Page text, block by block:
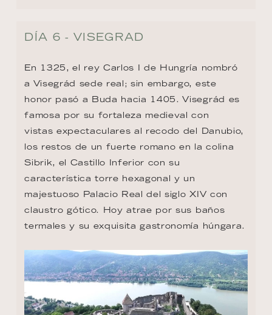
DÍA 6 - VISEGRAD
En 1325, el rey Carlos I de Hungría nombró
a Visegrád sede real; sin embargo, este
honor pasó a Buda hacia 1405. Visegrád es
famosa por su fortaleza medieval con
vistas expectaculares al recodo del Danubio,
los restos de un fuerte romano en la colina
Sibrik, el Castillo Inferior con su
característica torre hexagonal y un
majestuoso Palacio Real del siglo XIV con
claustro gótico. Hoy atrae por sus baños
termales y su exquisita gastronomía húngara.